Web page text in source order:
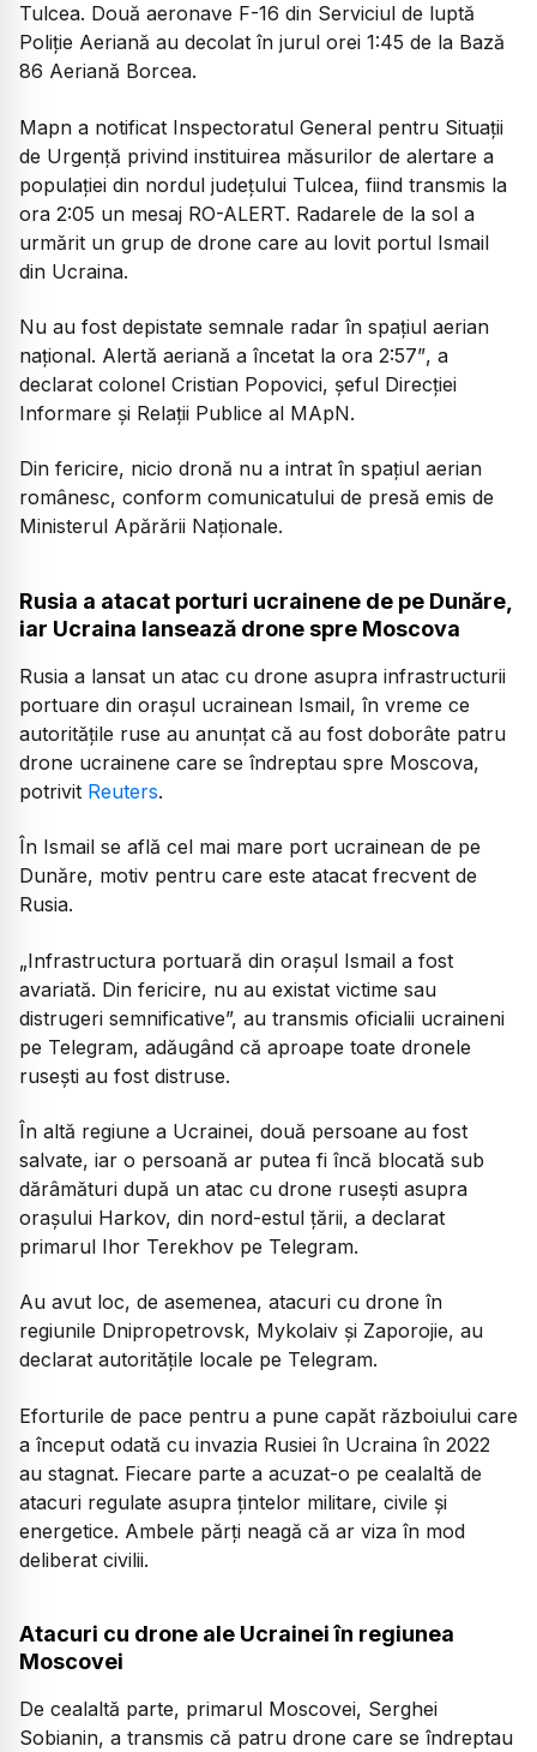
Tulcea. Două aeronave F-16 din Serviciul de luptă
Poliție Aeriană au decolat în jurul orei 1:45 de la Bază
86 Aeriană Borcea.
Mapn a notificat Inspectoratul General pentru Situații
de Urgență privind instituirea măsurilor de alertare a
populației din nordul județului Tulcea, fiind transmis la
ora 2:05 un mesaj RO-ALERT. Radarele de la sol a
urmărit un grup de drone care au lovit portul Ismail
din Ucraina.
Nu au fost depistate semnale radar în spațiul aerian
național. Alertă aeriană a încetat la ora 2:57”, a
declarat colonel Cristian Popovici, șeful Direcției
Informare și Relații Publice al MApN.
Din fericire, nicio dronă nu a intrat în spațiul aerian
românesc, conform comunicatului de presă emis de
Ministerul Apărării Naționale.
Rusia a atacat porturi ucrainene de pe Dunăre,
iar Ucraina lansează drone spre Moscova
Rusia a lansat un atac cu drone asupra infrastructurii
portuare din orașul ucrainean Ismail, în vreme ce
autoritățile ruse au anunțat că au fost doborâte patru
drone ucrainene care se îndreptau spre Moscova,
potrivit Reuters.
În Ismail se află cel mai mare port ucrainean de pe
Dunăre, motiv pentru care este atacat frecvent de
Rusia.
„Infrastructura portuară din orașul Ismail a fost
avariată. Din fericire, nu au existat victime sau
distrugeri semnificative”, au transmis oficialii ucraineni
pe Telegram, adăugând că aproape toate dronele
rusești au fost distruse.
În altă regiune a Ucrainei, două persoane au fost
salvate, iar o persoană ar putea fi încă blocată sub
dărâmături după un atac cu drone rusești asupra
orașului Harkov, din nord-estul țării, a declarat
primarul Ihor Terekhov pe Telegram.
Au avut loc, de asemenea, atacuri cu drone în
regiunile Dnipropetrovsk, Mykolaiv și Zaporojie, au
declarat autoritățile locale pe Telegram.
Eforturile de pace pentru a pune capăt războiului care
a început odată cu invazia Rusiei în Ucraina în 2022
au stagnat. Fiecare parte a acuzat-o pe cealaltă de
atacuri regulate asupra țintelor militare, civile și
energetice. Ambele părți neagă că ar viza în mod
deliberat civilii.
Atacuri cu drone ale Ucrainei în regiunea
Moscovei
De cealaltă parte, primarul Moscovei, Serghei
Sobianin, a transmis că patru drone care se îndreptau